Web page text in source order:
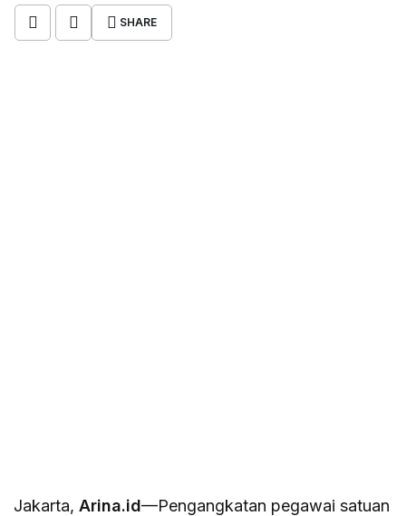
SHARE
Jakarta,Arina.id—Pengangkatan pegawai satuan